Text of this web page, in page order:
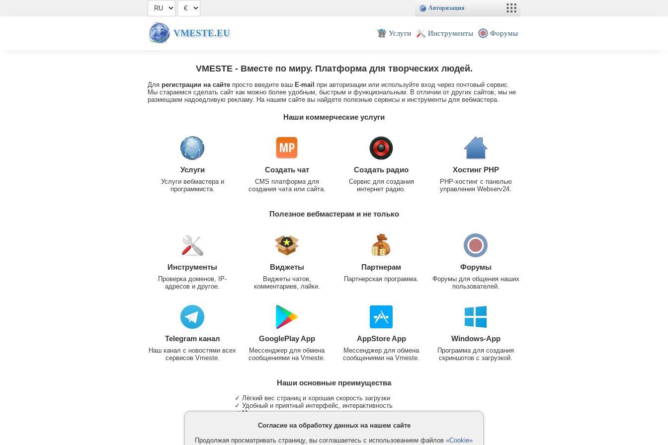
Авторизация
VMESTE.EU Услуги Инструменты Форумы
VMESTE- Вместе по миру. Платформа для творческих людей.
Для регистрации на сайте просто введите ваш E-mail
при авторизации или используйте вход через почтовый сервис.
Мы стараемся сделать сайт как можно более удобным, быстрым и функциональным. В отличии от других сайтов, мы не
размещаем надоедливую рекламу. На нашем сайте вы найдете полезные сервисы и инструменты для вебмастера.
Наши коммерческие услуги
Услуги
Услуги вебмастера и
программиста.
Создать чат
CMS платформа для
создания чата или сайта.
Создать радио
Сервис для создания
интернет радио.
Хостинг PHP
PHP-хостинг с панелью
управления Webserv24.
Полезное вебмастерам и не только
Инструменты
Проверка доменов, IP-
адресов и другое.
Виджеты
Виджеты чатов,
комментариев, лайки.
Партнерам
Партнерская программа.
Форумы
Форумы для общения наших
пользователей.
Telegram канал
Наш канал с новостями всех
сервисов Vmeste.
GooglePlay App
Мессенджер для обмена
сообщениями на Vmeste.
AppStore App
Мессенджер для обмена
сообщениями на Vmeste.
Windows-App
Программа для создания
скриншотов с загрузкой.
Наши основные преимущества
✓ Лёгкий вес страниц и хорошая скорость загрузки
✓ Удобный и приятный интерфейс, интерактивность
✓ Мы не размещаем надоедливую рекламу
✓ Участие в группах и сообществах
✓ Поддержка основных типов и больших файлов
Согласие на обработку данных на нашем сайте
Продолжая просматривать страницу, вы соглашаетесь с использованием файлов «Cookie»